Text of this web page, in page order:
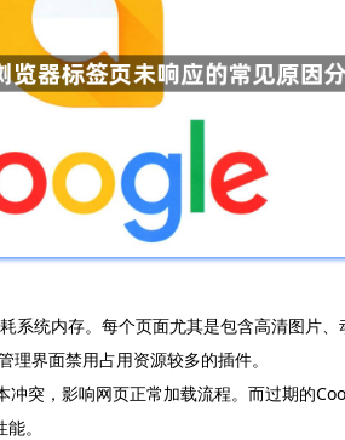
统内存。每个页面尤其是包含高清图片
界面禁用占用资源较多的插件。
突，影响网页正常加载流程。而过期的
。